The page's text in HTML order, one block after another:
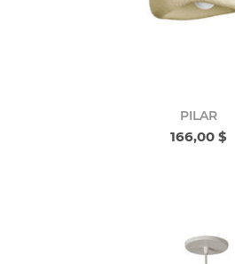
PILAR
166,00 $